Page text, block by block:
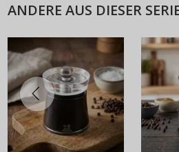
ANDERE AUS DIESER